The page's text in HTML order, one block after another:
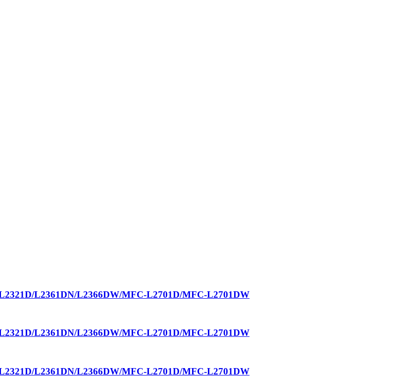
L2361DN/L2366DW/MFC-L2701D/MFC-L2701DW
L2361DN/L2366DW/MFC-L2701D/MFC-L2701DW
L2361DN/L2366DW/MFC-L2701D/MFC-L2701DW